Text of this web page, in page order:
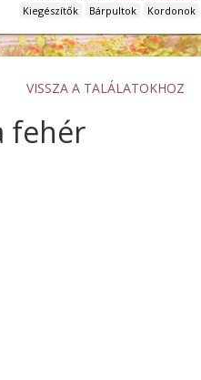
Kiegészítők
Bárpultok Kordonok
VISSZA A TALÁLATOKHOZ
fehér